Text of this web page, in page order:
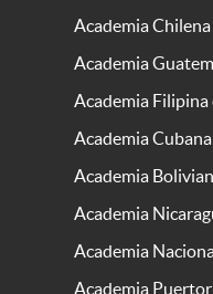
Academia
Academia
Academia Filipina
Academia
Academia
Academia
Academia
Academia